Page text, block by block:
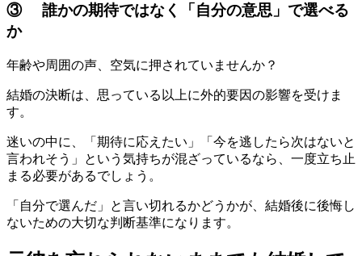
③ 誰かの期待ではなく「自分の意思」で選べる
か
年齢や周囲の声、空気に押されていませんか？
結婚の決断は、思っている以上に外的要因の影響を受けま
す。
迷いの中に、「期待に応えたい」「今を逃したら次はないと
言われそう」という気持ちが混ざっているなら、一度立ち止
まる必要があるでしょう。
「自分で選んだ」と言い切れるかどうかが、結婚後に後悔し
ないための大切な判断基準になります。